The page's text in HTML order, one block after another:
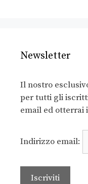
Newsletter
Il nostro
per tutti gli
email ed otterrai
Indirizzo email: